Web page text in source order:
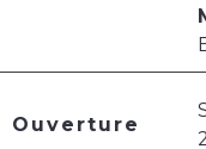
Ouverture